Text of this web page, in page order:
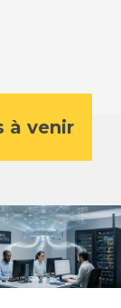
à venir